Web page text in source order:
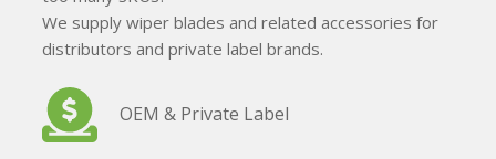
We supply wiper blades and related accessories for
distributors and private label brands.
OEM & Private Label